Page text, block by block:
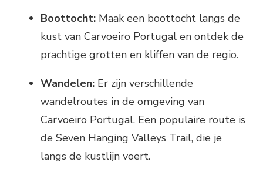
Boottocht: Maak een boottocht langs de
kust van Carvoeiro Portugal en ontdek de
prachtige grotten en kliffen van de regio.
Wandelen: Er zijn verschillende
wandelroutes in de omgeving van
Carvoeiro Portugal. Een populaire route is
de Seven Hanging Valleys Trail, die je
langs de kustlijn voert.